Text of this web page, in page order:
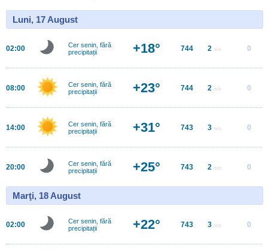
Luni, 17 August
02:00
Cer senin, fără
precipitații
+18° 744 2 m/s 0
08:00
Cer senin, fără
precipitații
+23° 744 2 m/s 0
14:00
Cer senin, fără
precipitații
+31° 743 3 m/s 0
20:00
Cer senin, fără
precipitații
+25° 743 2 m/s 0
Marţi, 18 August
02:00
Cer senin, fără
precipitații
+22° 743 3 m/s 0